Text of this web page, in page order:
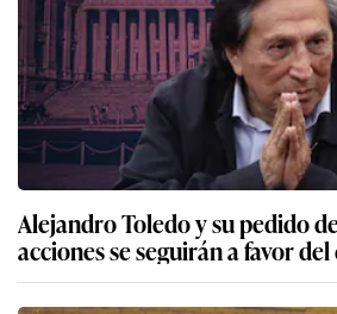
Alejandro Toledo y su pedido
acciones se